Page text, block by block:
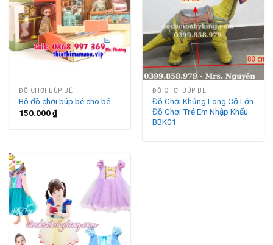
ĐỒ CHƠI BÚP BÊ
Bộ đồ chơi búp bê cho bé
150.000₫
ĐỒ CHƠI BÚP BÊ
Đồ Chơi Khủng Long Cỡ Lớn
Đồ Chơi Trẻ Em Nhập Khẩu
BBK01